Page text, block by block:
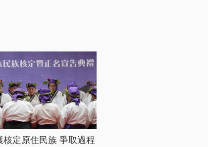
核定原住民族 爭取過程